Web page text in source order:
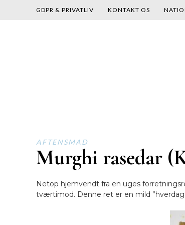
GDPR & PRIVATLIV KONTAKT OS
AFTENSMAD
Murghi rasedar
Netop hjemvendt fra en uges
tværtimod. Denne ret er en mild